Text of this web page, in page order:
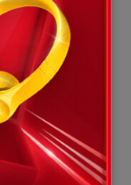
quan tâm và chăm
sẽ gọi điện hỏi
thay em, và sẽ
thành khiến